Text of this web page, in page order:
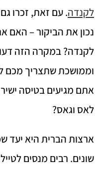
לקנדה. עם זאת, זכרו
נכון את הביקור – האם
לקנדה? במקרה הזה
וממושכת שתצריך מכם
אתם מגיעים בטיסה
לאס וגאס?
ארצות הברית היא יעד
שונים. רבים מנסים